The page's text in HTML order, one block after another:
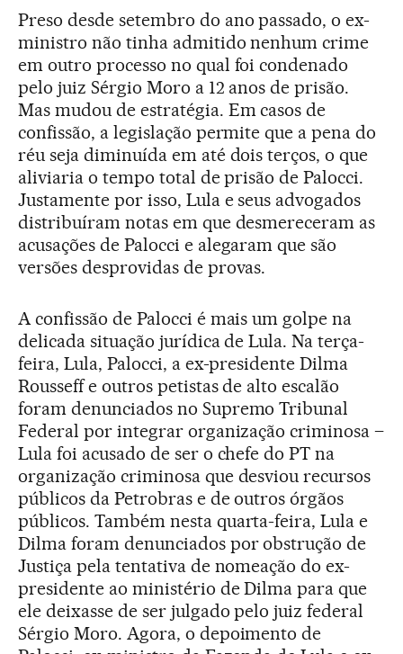
Preso desde setembro do ano passado, o ex-
ministro não tinha admitido nenhum crime
em outro processo no qual foi condenado
pelo juiz Sérgio Moro a 12 anos de prisão.
Mas mudou de estratégia. Em casos de
confissão, a legislação permite que a pena do
réu seja diminuída em até dois terços, o que
aliviaria o tempo total de prisão de Palocci.
Justamente por isso, Lula e seus advogados
distribuíram notas em que desmereceram as
acusações de Palocci e alegaram que são
versões desprovidas de provas.
A confissão de Palocci é mais um golpe na
delicada situação jurídica de Lula. Na terça-
feira, Lula, Palocci, a ex-presidente Dilma
Rousseff e outros petistas de alto escalão
foram denunciados no Supremo Tribunal
Federal por integrar organização criminosa –
Lula foi acusado de ser o chefe do PT na
organização criminosa que desviou recursos
públicos da Petrobras e de outros órgãos
públicos. Também nesta quarta-feira, Lula e
Dilma foram denunciados por obstrução de
Justiça pela tentativa de nomeação do ex-
presidente ao ministério de Dilma para que
ele deixasse de ser julgado pelo juiz federal
Sérgio Moro. Agora, o depoimento de